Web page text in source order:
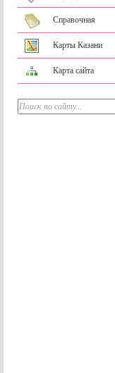
Справочная
Карты Казани
Карта сайта